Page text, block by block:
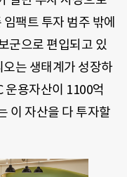
팩트 투자 범주 밖에
군으로 편입되고 있
는 생태계가 성장하
운용자산이 1100억
이 자산을 다 투자할